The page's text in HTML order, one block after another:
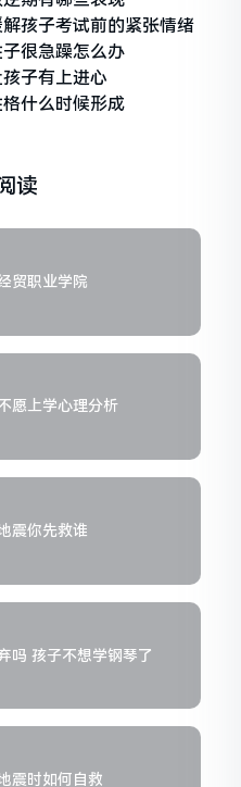
孩子考试前的紧张情绪
很急躁怎么办
子有上进心
什么时候形成
读
贸职业学院
愿上学心理分析
震你先救谁
吗 孩子不想学钢琴了
震时如何自救